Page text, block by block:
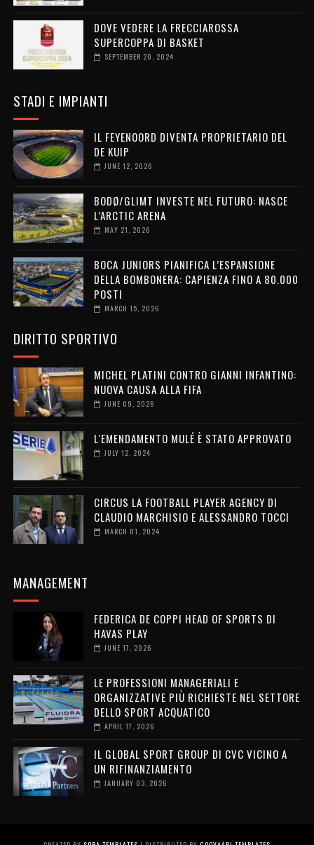
DOVE VEDERE LA FRECCIAROSSA
SUPERCOPPA DI BASKET
SEPTEMBER 20, 2024
STADI E IMPIANTI
IL FEYENOORD DIVENTA PROPRIETARIO DEL
DE KUIP
JUNE 12, 2026
BODØ/GLIMT INVESTE NEL FUTURO: NASCE
L’ARCTIC ARENA
MAY 21, 2026
BOCA JUNIORS PIANIFICA L’ESPANSIONE
DELLA BOMBONERA: CAPIENZA FINO A 80.000
POSTI
MARCH 15, 2026
DIRITTO SPORTIVO
MICHEL PLATINI CONTRO GIANNI INFANTINO:
NUOVA CAUSA ALLA FIFA
JUNE 09, 2026
L'EMENDAMENTO MULÉ È STATO APPROVATO
JULY 12, 2024
CIRCUS LA FOOTBALL PLAYER AGENCY DI
CLAUDIO MARCHISIO E ALESSANDRO TOCCI
MARCH 01, 2024
MANAGEMENT
FEDERICA DE COPPI HEAD OF SPORTS DI
HAVAS PLAY
JUNE 17, 2026
LE PROFESSIONI MANAGERIALI E
ORGANIZZATIVE PIÙ RICHIESTE NEL SETTORE
DELLO SPORT ACQUATICO
APRIL 17, 2026
IL GLOBAL SPORT GROUP DI CVC VICINO A
UN RIFINANZIAMENTO
JANUARY 03, 2026